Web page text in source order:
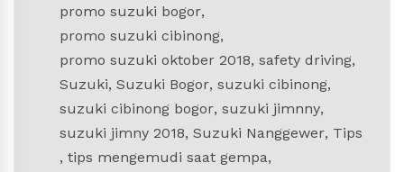
promo suzuki bogor,
promo suzuki cibinong,
promo suzuki oktober 2018, safety driving,
Suzuki, Suzuki Bogor, suzuki cibinong,
suzuki cibinong bogor, suzuki jimnny,
suzuki jimny 2018, Suzuki Nanggewer, Tips
, tips mengemudi saat gempa,